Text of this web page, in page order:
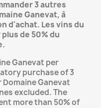
3 autres
Ganevat, à
d'achat. Les vins du
de 50% du
Ganevat per
purchase of 3
Ganevat
excluded. The
more than 50% of